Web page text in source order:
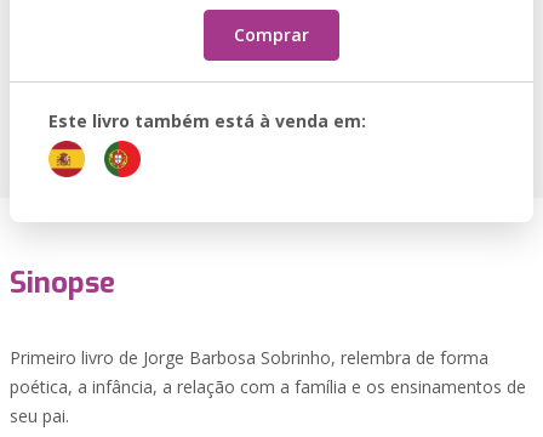
Comprar
Este livro também está à venda em:
Sinopse
Primeiro livro de Jorge Barbosa Sobrinho, relembra de forma
poética, a infância, a relação com a família e os ensinamentos de
seu pai.